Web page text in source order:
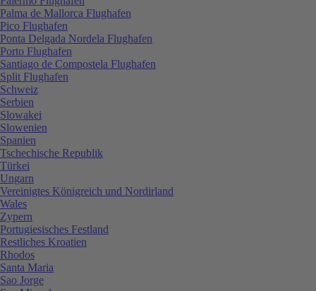
Palma de Mallorca Flughafen
Pico Flughafen
Ponta Delgada Nordela Flughafen
Porto Flughafen
Santiago de Compostela Flughafen
Split Flughafen
Schweiz
Serbien
Slowakei
Slowenien
Spanien
Tschechische Republik
Türkei
Ungarn
Vereinigtes Königreich und Nordirland
Wales
Zypern
Portugiesisches Festland
Restliches Kroatien
Rhodos
Santa Maria
Sao Jorge